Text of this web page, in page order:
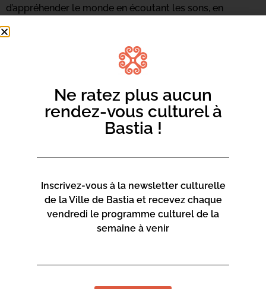
d’appréhender le monde en écoutant les sons, en
émotions. Du chant, des écoutes, des percussions
corporelles et du travail de voix seront de la partie.
Renseignements et inscriptions au 06 73 68 89 18 ou
Ne ratez plus aucun
rendez-vous culturel à
Bastia !
Inscrivez-vous à la newsletter culturelle
de la Ville de Bastia et recevez chaque
vendredi le programme culturel de la
semaine à venir